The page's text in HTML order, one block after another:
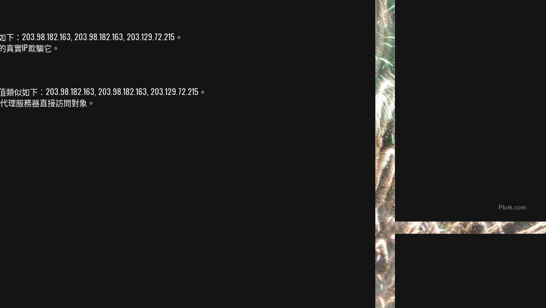
下：203.98.182.163, 203.98.182.163, 203.129.72.215。
實IP欺騙它。
類似如下：203.98.182.163, 203.98.182.163, 203.129.72.215。
理服務器直接訪問對象。
Plurk.com